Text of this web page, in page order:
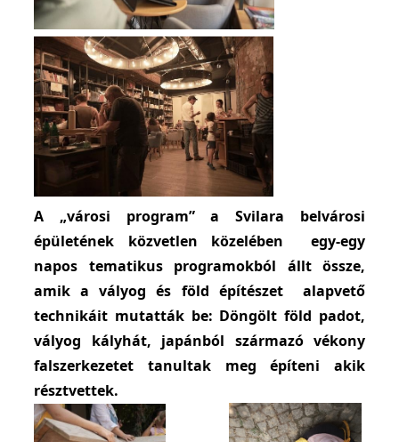
A „városi program” a Svilara belvárosi
épületének közvetlen közelében egy-egy
napos tematikus programokból állt össze,
amik a vályog és föld építészet alapvető
technikáit mutatták be: Döngölt föld padot,
vályog kályhát, japánból származó vékony
falszerkezetet tanultak meg építeni akik
résztvettek.